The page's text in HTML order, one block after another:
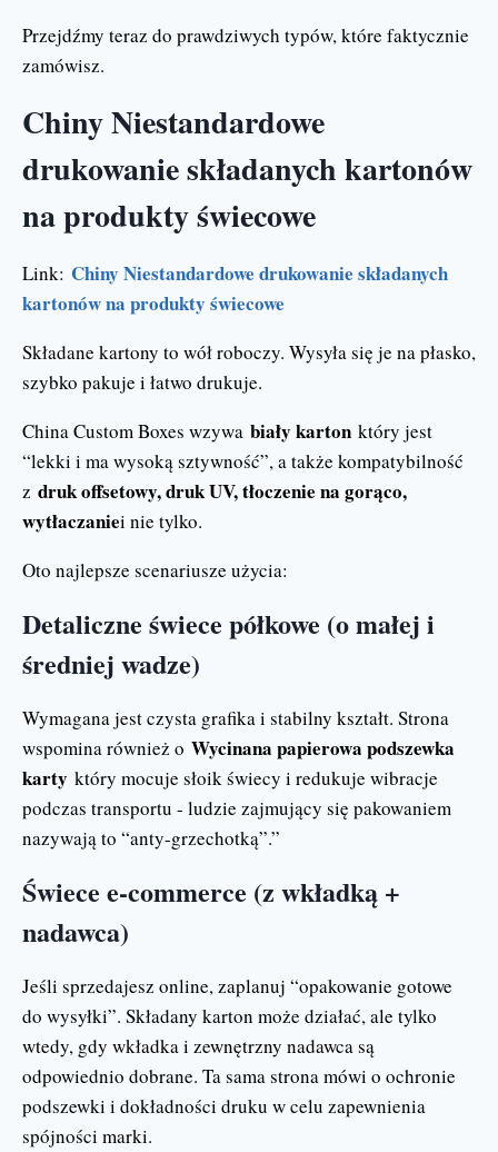
Przejdźmy teraz do prawdziwych typów, które faktycznie
zamówisz.
Chiny Niestandardowe
drukowanie składanych kartonów
na produkty świecowe
Link: Chiny Niestandardowe drukowanie składanych
kartonów na produkty świecowe
Składane kartony to wół roboczy. Wysyła się je na płasko,
szybko pakuje i łatwo drukuje.
China Custom Boxes wzywa biały karton który jest
“lekki i ma wysoką sztywność”, a także kompatybilność
z druk offsetowy, druk UV, tłoczenie na gorąco,
wytłaczaniei nie tylko.
Oto najlepsze scenariusze użycia:
Detaliczne świece półkowe (o małej i
średniej wadze)
Wymagana jest czysta grafika i stabilny kształt. Strona
wspomina również o Wycinana papierowa podszewka
karty który mocuje słoik świecy i redukuje wibracje
podczas transportu - ludzie zajmujący się pakowaniem
nazywają to “anty-grzechotką”.”
Świece e-commerce (z wkładką +
nadawca)
Jeśli sprzedajesz online, zaplanuj “opakowanie gotowe
do wysyłki”. Składany karton może działać, ale tylko
wtedy, gdy wkładka i zewnętrzny nadawca są
odpowiednio dobrane. Ta sama strona mówi o ochronie
podszewki i dokładności druku w celu zapewnienia
spójności marki.